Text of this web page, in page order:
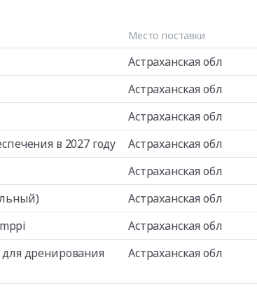
Место поставки
Астраханская обл
Астраханская обл
Астраханская обл
в 2027 году
Астраханская обл
Астраханская обл
Астраханская обл
Астраханская обл
дренирования
Астраханская обл